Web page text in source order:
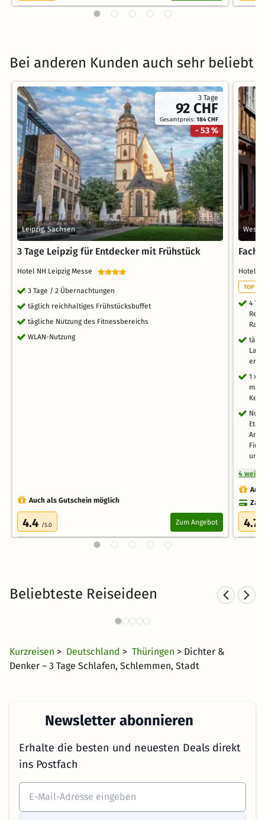
Bei anderen Kunden auch sehr beliebt
3 Tage
92 CHF
Gesamtpreis:184 CHF
- 53 %
Leipzig, Sachsen
3 Tage Leipzig für Entdecker mit Frühstück
Hotel NH Leipzig Messe
3 Tage / 2 Übernachtungen
täglich reichhaltiges Frühstücksbuffet
tägliche Nutzung des Fitnessbereichs
WLAN-Nutzung
Auch als Gutschein möglich
4.4 /5.0 Zum Angebot
Hotel-
TOP
4
1 x
und
4
4.7
Beliebteste Reiseideen
Städtereisen nach Thüringen
496 Angebote
Kurzreisen > Deutschland > Thüringen > Dichter &
Denker – 3 Tage Schlafen, Schlemmen, Stadt
Newsletter abonnieren
Erhalte die besten und neuesten Deals direkt
ins Postfach